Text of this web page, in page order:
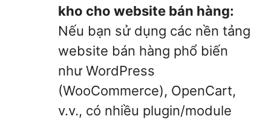
kho cho website bán hàng:
Nếu bạn sử dụng các nền tảng
website bán hàng phổ biến
như WordPress
(WooCommerce), OpenCart,
v.v., có nhiều plugin/module